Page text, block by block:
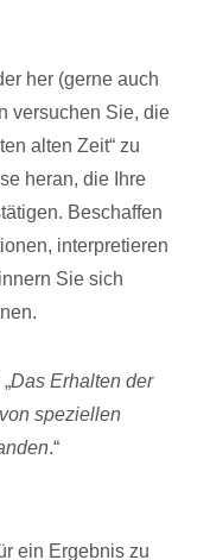
her (gerne auch
versuchen Sie, die
alten Zeit“ zu
heran, die Ihre
Beschaffen
interpretieren
Sie sich
Das Erhalten der
speziellen
.“
ein Ergebnis zu